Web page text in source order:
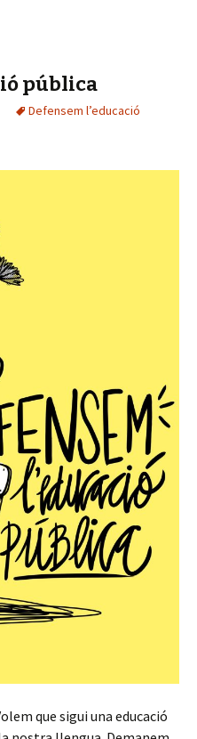
pública
Defensem l’educació
que sigui una educació